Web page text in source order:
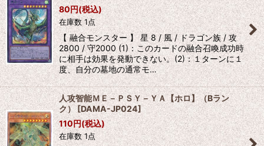
80円(税込)
在庫数 1点
【 融合モンスター 】 星 8 / 風 / ドラゴン族 / 攻
2800 / 守2000 (1)：このカードの融合召喚成功時
に相手は効果を発動できない。(2)：１ターンに１
度、自分の墓地の通常モ…
人攻智能ＭＥ－ＰＳＹ－ＹＡ【ホロ】（Bラン
ク）[DAMA-JP024]
110円(税込)
在庫数 1点